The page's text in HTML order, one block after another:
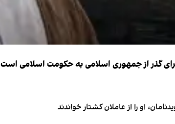
گذر از جمهوری اسلامی به حکومت اسلامی است
او را از عاملان کشتار خواندند